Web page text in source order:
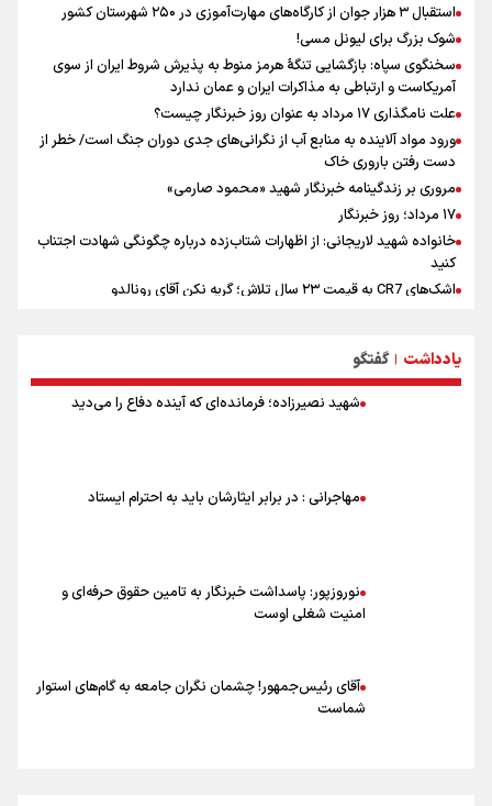
دیدار دوستانه تیم های فوتبال سپاهان-ذوب آهن
استقبال ۳ هزار جوان از کارگاه‌های مهارت‌آموزی در ۲۵۰ شهرستان کشور
شوک بزرگ برای لیونل مسی!
سخنگوی سپاه: بازگشایی تنگۀ هرمز منوط به پذیرش شروط ایران از سوی
آمریکاست و ارتباطی به مذاکرات ایران و عمان ندارد
علت نامگذاری ۱۷ مرداد به عنوان روز خبرنگار چیست؟
ورود مواد آلاینده به منابع آب از نگرانی‌های جدی دوران جنگ است/ خطر از
دست رفتن باروری خاک
مروری بر زندگینامه خبرنگار شهید «محمود صارمی»
۱۷ مرداد؛ روز خبرنگار
خانواده شهید لاریجانی: از اظهارات شتاب‌زده درباره چگونگی شهادت اجتناب
کنید
اشک‌های CR7 به قیمت ۲۳ سال تلاش؛ گریه نکن آقای رونالدو
تلاش مدام برای زنده نگه داشتن هنر ایرانی
نصرتی: پاسخ بیرانوند سنخیتی با صحبت‌های علی دایی نداشت/
ملی‌پوشان نباید از خودشان تعریف کنند!
شاهرخی: اندازه داشته‌هایمان از بازار جام جهانی برداشت کردیم/ دودستی
سرنوشت صعود را به تیم‌های دیگر سپردیم
یادداشت | گفتگو
شهید نصیرزاده؛ فرمانده‌ای که آینده دفاع را می‌دید
مهاجرانی : در برابر ایثارشان باید به احترام ایستاد
نوروزپور: پاسداشت خبرنگار به تامین حقوق حرفه‌ای و
امنیت شغلی اوست
آقای رئیس‌جمهور! چشمان نگران جامعه به گام‌های استوار
شماست